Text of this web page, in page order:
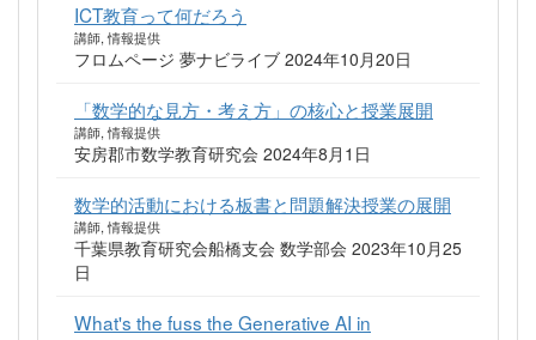
ICT教育って何だろう
講師, 情報提供
フロムページ 夢ナビライブ 2024年10月20日
「数学的な見方・考え方」の核心と授業展開
講師, 情報提供
安房郡市数学教育研究会 2024年8月1日
数学的活動における板書と問題解決授業の展開
講師, 情報提供
千葉県教育研究会船橋支会 数学部会 2023年10月25
日
What's the fuss the Generative AI in